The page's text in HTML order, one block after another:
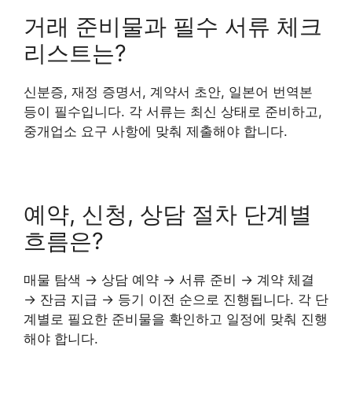
거래 준비물과 필수 서류 체크
리스트는?
신분증, 재정 증명서, 계약서 초안, 일본어 번역본
등이 필수입니다. 각 서류는 최신 상태로 준비하고,
중개업소 요구 사항에 맞춰 제출해야 합니다.
예약, 신청, 상담 절차 단계별
흐름은?
매물 탐색 → 상담 예약 → 서류 준비 → 계약 체결
→ 잔금 지급 → 등기 이전 순으로 진행됩니다. 각 단
계별로 필요한 준비물을 확인하고 일정에 맞춰 진행
해야 합니다.